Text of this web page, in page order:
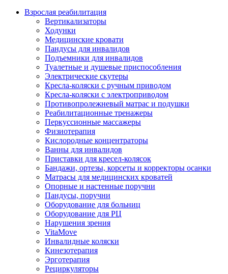
Взрослая реабилитация
Вертикализаторы
Ходунки
Медицинские кровати
Пандусы для инвалидов
Подъемники для инвалидов
Туалетные и душевые приспособления
Электрические скутеры
Кресла-коляски с ручным приводом
Кресла-коляски с электроприводом
Противопролежневый матрас и подушки
Реабилитационные тренажеры
Перкуссионные массажеры
Физиотерапия
Кислородные концентраторы
Ванны для инвалидов
Приставки для кресел-колясок
Бандажи, ортезы, корсеты и корректоры осанки
Матрасы для медицинских кроватей
Опорные и настенные поручни
Пандусы, поручни
Оборудование для больниц
Оборудование для РЦ
Нарушения зрения
VitaMove
Инвалидные коляски
Кинезотерапия
Эрготерапия
Рециркуляторы